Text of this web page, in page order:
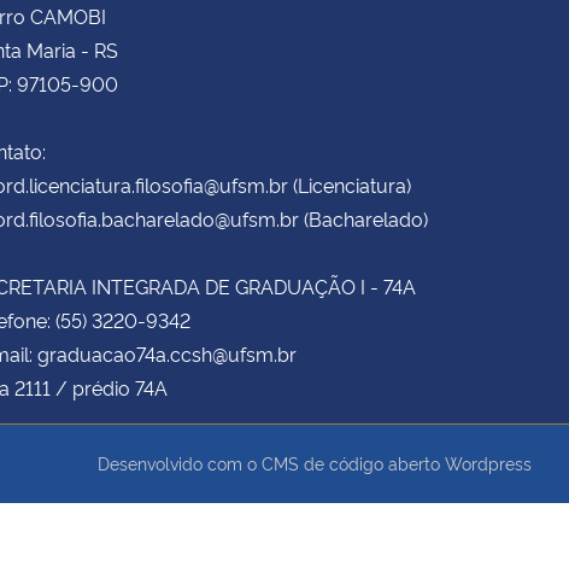
CAMOBI
Maria - RS
97105-900
(Licenciatura)
(Bacharelado)
INTEGRADA DE GRADUAÇÃO I - 74A
(55) 3220-9342
graduacao74a.ccsh@ufsm.br
2111 / prédio 74A
Desenvolvido com o CMS de código aberto Wordpress